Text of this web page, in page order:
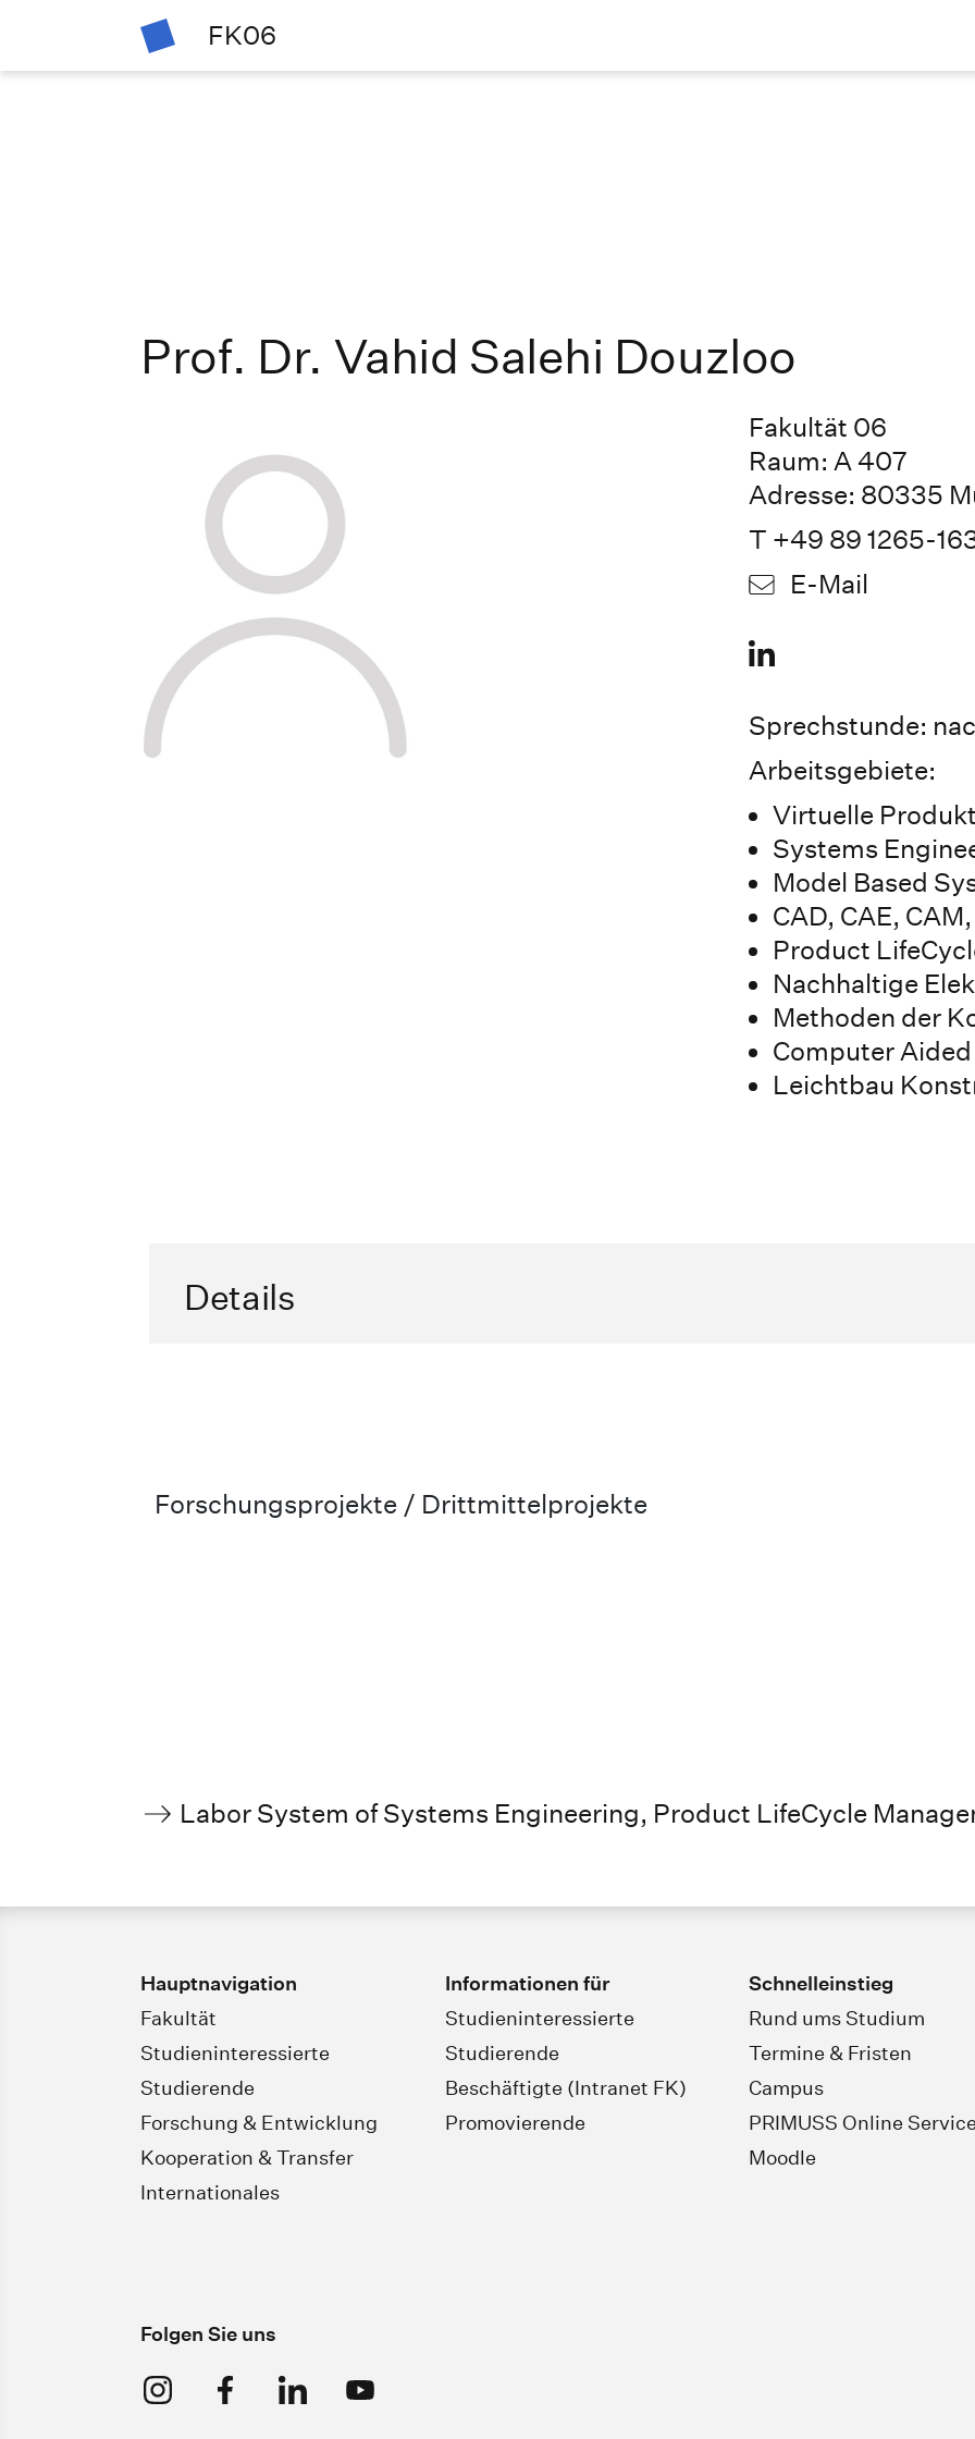
FK06
Prof. Dr. Vahid Salehi Douzloo
Fakultät 06
Raum: A 407
Adresse: 80335
T +49 89 1265-
E-Mail
Sprechstunde:
Arbeitsgebiete:
Virtuelle
Systems
Model Based
CAD, CAE,
Product
Nachhaltige
Methoden der
Computer
Leichtbau
Details
Forschungsprojekte / Drittmittelprojekte
Labor System of Systems Engineering, Product LifeCycle
Hauptnavigation
Fakultät
Studieninteressierte
Studierende
Forschung & Entwicklung
Kooperation & Transfer
Internationales
Informationen für
Studieninteressierte
Studierende
Beschäftigte (Intranet FK)
Promovierende
Schnelleinstieg
Rund ums Studium
Termine & Fristen
Campus
PRIMUSS Online
Moodle
Folgen Sie uns